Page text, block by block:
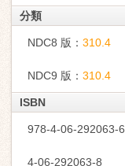
分類
NDC8 版： 310.4
NDC9 版： 310.4
ISBN
978-4-06-292063-6
4-06-292063-8